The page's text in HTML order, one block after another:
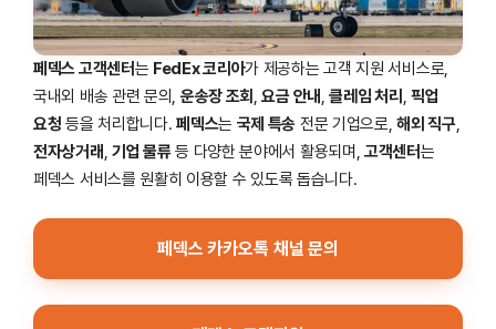
페덱스 고객센터는 FedEx 코리아가 제공하는 고객 지원 서비스로,
국내외 배송 관련 문의, 운송장 조회 ,요금 안내,클레임 처리 , 픽업
요청 등을 처리합니다.페덱스는 국제 특송 전문 기업으로,해외 직구,
전자상거래, 기업 물류등 다양한 분야에서 활용되며,고객센터는
페덱스 서비스를 원활히 이용할 수 있도록 돕습니다.
페덱스 카카오톡 채널 문의